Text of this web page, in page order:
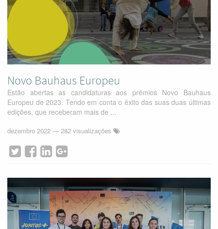
Novo Bauhaus Europeu
Estão abertas as candidaturas aos prémios Novo Bauhaus
Europeu de 2023. Tendo em conta o êxito das suas duas últimas
edições, que receberam mais de ...
dezembro 2022 — 282 visualizações